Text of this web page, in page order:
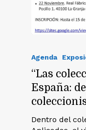
Agenda
“Las
España:
Dentro del